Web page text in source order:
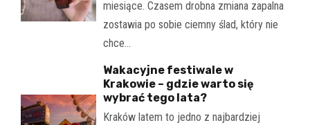
miesiące. Czasem drobna zmiana zapalna
zostawia po sobie ciemny ślad, który nie
chce…
Wakacyjne festiwale w
Krakowie – gdzie warto się
wybrać tego lata?
Kraków latem to jedno z najbardziej